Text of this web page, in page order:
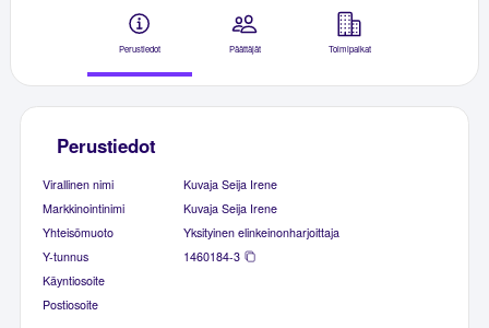
Perustiedot Päättäjät Toimipaikat
Perustiedot
Virallinen nimi
Kuvaja Seija Irene
Markkinointinimi
Kuvaja Seija Irene
Yhteisömuoto
Yksityinen elinkeinonharjoittaja
Y-tunnus
1460184-3
Käyntiosoite
Postiosoite